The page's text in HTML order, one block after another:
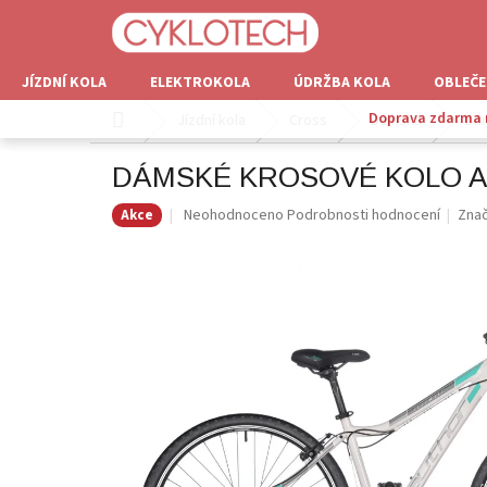
Doprava zdarma
JÍZDNÍ KOLA ELEKTROKOLA ÚDRŽBA KOLA
Dámská
DÁMSKÉ KROSOVÉ KOLO
Akce
Průměrné
Neohodnoceno Podrobnosti hodnocení